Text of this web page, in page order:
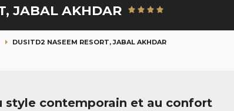
JABAL AKHDAR
DUSITD2 NASEEM RESORT, JABAL AKHDAR
style contemporain et au confort